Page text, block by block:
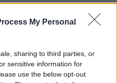
My Personal
sharing to third parties, or
sensitive information for
use the below opt-out